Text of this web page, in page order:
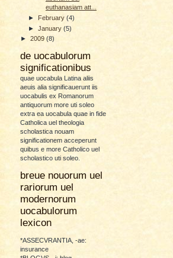
euthanasiam att...
► February(4)
►January(5)
► 2009 (8)
de uocabulorum
significationibus
quae uocabula Latina aliis
aeuis alia significauerunt iis
uocabulis ex Romanorum
antiquorum more uti soleo
extra ea uocabula quae in fide
Catholica uel theologia
scholastica nouam
significationem acceperunt
quibus e more Catholico uel
scholastico uti soleo.
breue nouorum uel
rariorum uel
modernorum
uocabulorum
lexicon
*ASSECVRANTIA, -ae:
insurance